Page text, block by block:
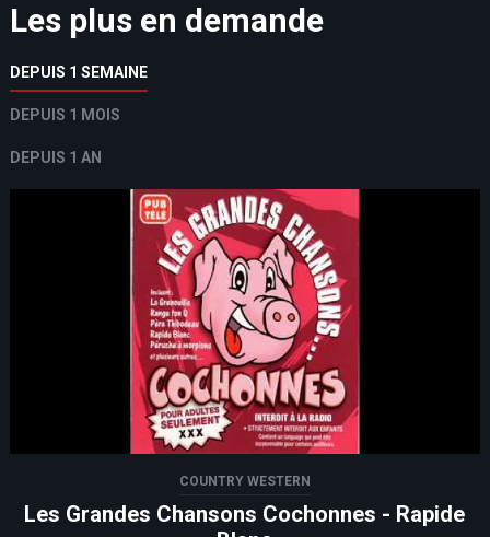
Les plus en demande
DEPUIS 1 SEMAINE
DEPUIS 1 MOIS
DEPUIS 1 AN
COUNTRY WESTERN
Les Grandes Chansons Cochonnes - Rapide